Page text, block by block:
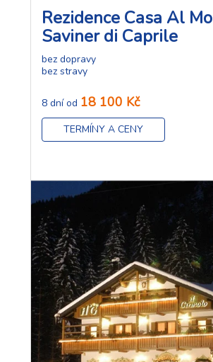
Rezidence Casa Al
Saviner di Caprile
bez dopravy
bez stravy
8 dní od 18 100 Kč
TERMÍNY A CENY